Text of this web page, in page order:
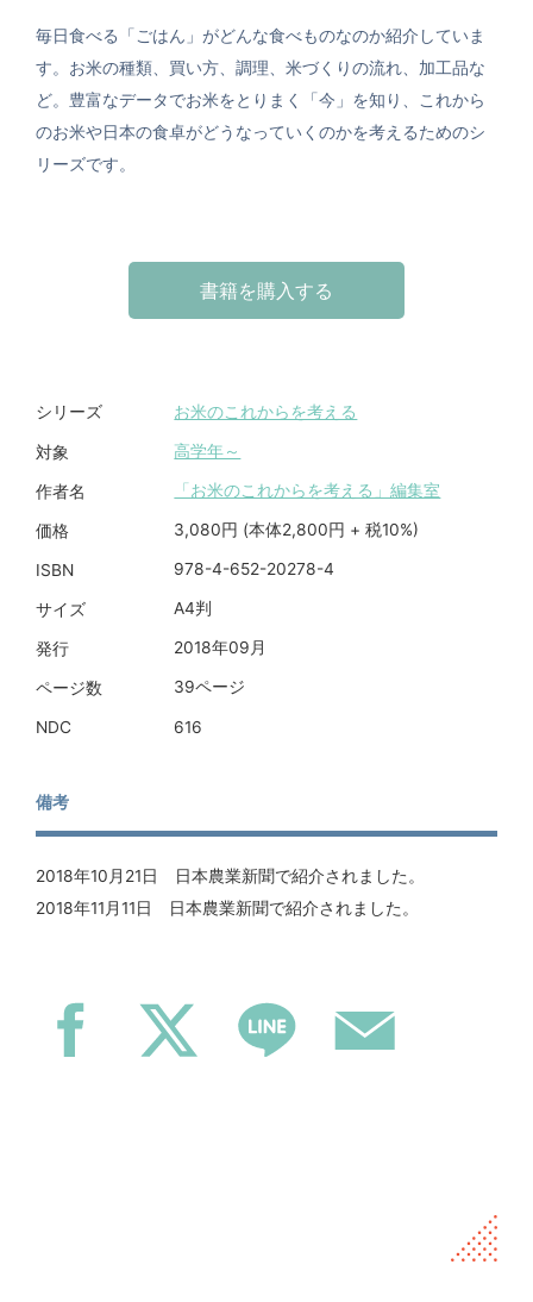
毎日食べる「ごはん」がどんな食べものなのか紹介していま
す。お米の種類、買い方、調理、米づくりの流れ、加工品な
ど。豊富なデータでお米をとりまく「今」を知り、これから
のお米や日本の食卓がどうなっていくのかを考えるためのシ
リーズです。
書籍を購入する
シリーズ お米のこれからを考える
対象 高学年～
作者名 「お米のこれからを考える」編集室
価格 3,080円 (本体2,800円 + 税10%)
ISBN 978-4-652-20278-4
サイズ A4判
発行 2018年09月
ページ数 39ページ
NDC 616
備考
2018年10月21日 日本農業新聞で紹介されました。
2018年11月11日 日本農業新聞で紹介されました。